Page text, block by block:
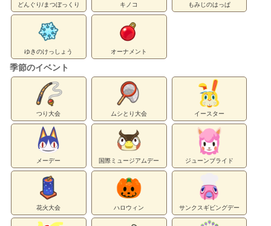
どんぐり/まつぼっくり キノコ もみじのはっぱ
ゆきのけっしょう オーナメント
季節のイベント
つり大会 ムシとり大会 イースター
メーデー 国際ミュージアムデー ジューンブライド
花火大会 ハロウィン サンクスギビングデー